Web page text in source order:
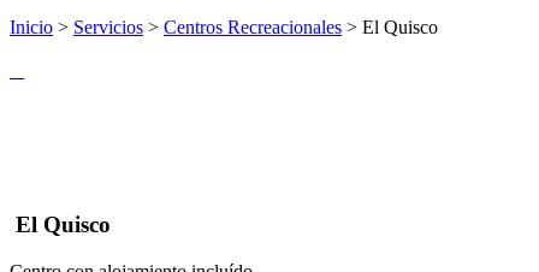
Inicio > Servicios > Centros Recreacionales > El Quisco
El Quisco